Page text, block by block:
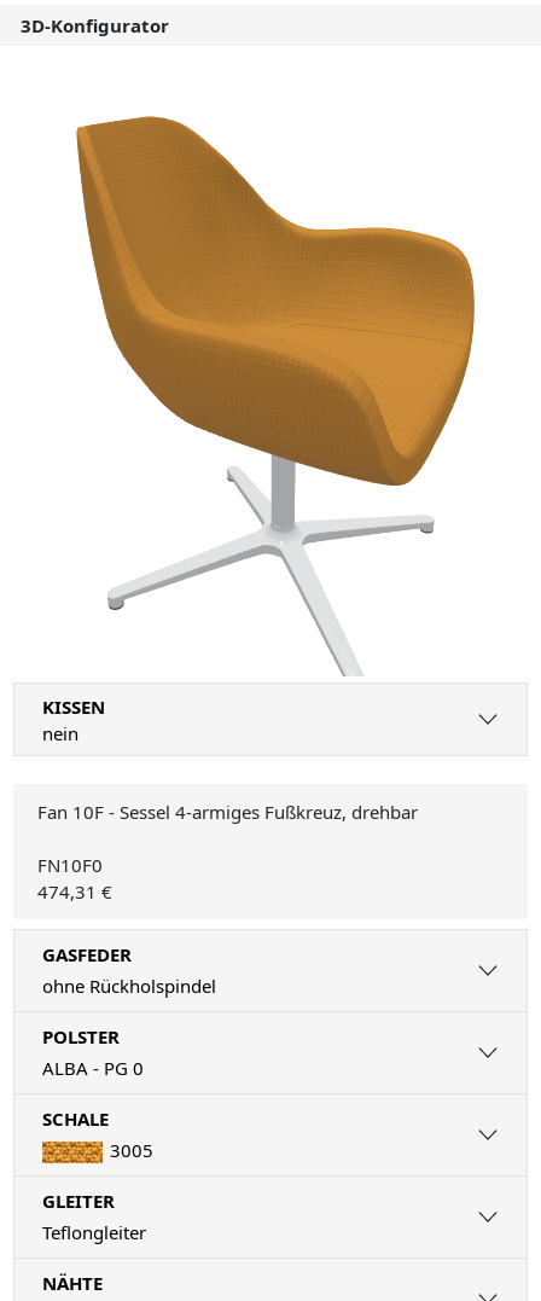
3D-Konfigurator
KISSEN
nein
Fan 10F - Sessel 4-armiges Fußkreuz, drehbar
FN10F0
474,31 €
GASFEDER
ohne Rückholspindel
POLSTER
ALBA - PG 0
SCHALE
3005
GLEITER
Teflongleiter
NÄHTE